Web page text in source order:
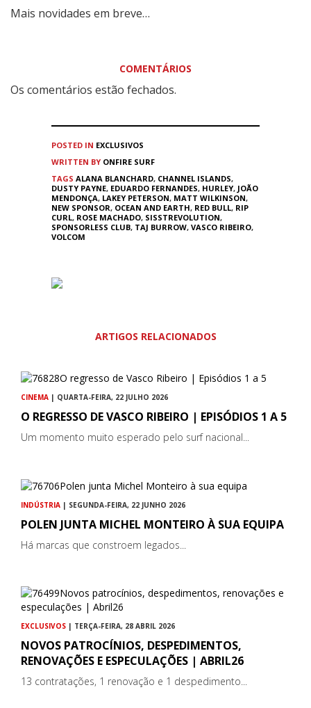
Mais novidades em breve…
COMENTÁRIOS
Os comentários estão fechados.
POSTED IN EXCLUSIVOS
WRITTEN BY ONFIRE SURF
TAGS ALANA BLANCHARD, CHANNEL ISLANDS,
DUSTY PAYNE, EDUARDO FERNANDES, HURLEY, JOÃO
MENDONÇA, LAKEY PETERSON, MATT WILKINSON,
NEW SPONSOR, OCEAN AND EARTH, RED BULL, RIP
CURL, ROSE MACHADO, SISSTREVOLUTION,
SPONSORLESS CLUB, TAJ BURROW, VASCO RIBEIRO,
VOLCOM
ARTIGOS RELACIONADOS
CINEMA | QUARTA-FEIRA, 22 JULHO 2026
O REGRESSO DE VASCO RIBEIRO | EPISÓDIOS 1 A 5
Um momento muito esperado pelo surf nacional...
INDÚSTRIA | SEGUNDA-FEIRA, 22 JUNHO 2026
POLEN JUNTA MICHEL MONTEIRO À SUA EQUIPA
Há marcas que constroem legados...
EXCLUSIVOS | TERÇA-FEIRA, 28 ABRIL 2026
NOVOS PATROCÍNIOS, DESPEDIMENTOS,
RENOVAÇÕES E ESPECULAÇÕES | ABRIL26
13 contratações, 1 renovação e 1 despedimento...